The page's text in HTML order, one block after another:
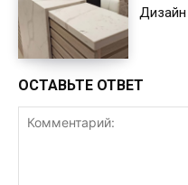
ОСТАВЬТЕ ОТВЕТ